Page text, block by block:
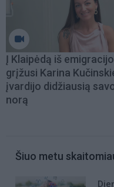
Į Klaipėdą iš
grįžusi Karina
įvardijo didžiausią
norą
Šiuo metu